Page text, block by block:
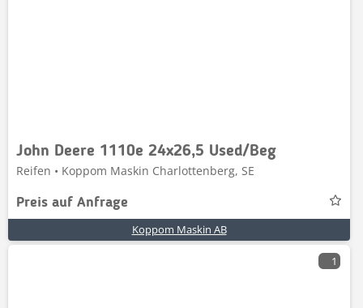
John Deere 1110e 24x26,5 Used/Beg
Reifen • Koppom Maskin Charlottenberg, SE
Preis auf Anfrage
Koppom Maskin AB
1